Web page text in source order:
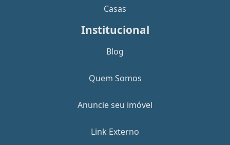
Casas
Institucional
Blog
Quem Somos
Anuncie seu imóvel
Link Externo